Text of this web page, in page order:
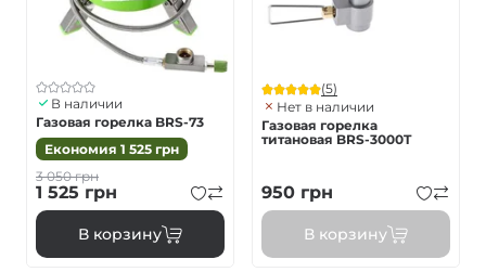
В наличии
Газовая горелка BRS-73
Економия 1 525 грн
3 050грн
1 525 грн
В корзину
(5)
Нет в наличии
Газовая горелка
титановая BRS-3000T
950 грн
В корзину